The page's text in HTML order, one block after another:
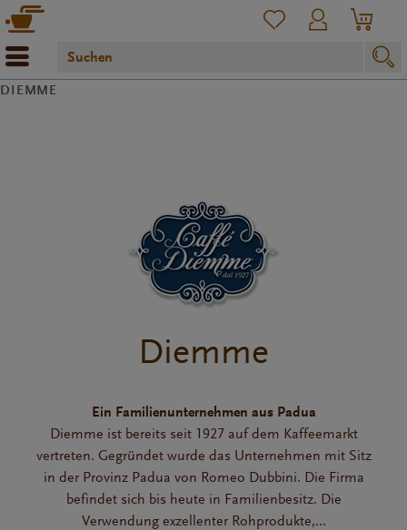
DIEMME
Diemme
Ein Familienunternehmen aus Padua
Diemme ist bereits seit 1927 auf dem Kaffeemarkt
vertreten. Gegründet wurde das Unternehmen mit Sitz
in der Provinz Padua von Romeo Dubbini. Die Firma
befindet sich bis heute in Familienbesitz. Die
Verwendung exzellenter Rohprodukte,...